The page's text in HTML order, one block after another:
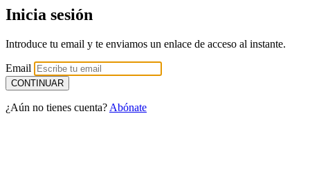
Inicia sesión
Introduce tu email y te enviamos un enlace de acceso al instante.
Email
¿Aún no tienes cuenta? Abónate